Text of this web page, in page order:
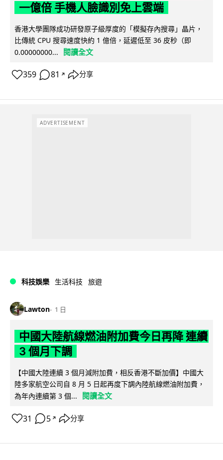
一億倍 手機人臉識別免上雲端
香港大學團隊成功研發原子級厚度的「模擬存內搜尋」晶片，
比傳統 CPU 搜尋速度快約 1 億倍，延遲低至 36 皮秒（即
0.00000000...
閱讀全文
359 81 ↗ 分享
ADVERTISEMENT
科技娛樂 生活科技 旅遊
Lawton 1 日
中國大陸航線燃油附加費今日再降 連續
3 個月下調
【中國大陸連續 3 個月減附加費，相反香港不斷加價】中國大
陸多家航空公司自 8 月 5 日起再度下調內陸航線燃油附加費，
為年內連續第 3 個...
閱讀全文
31 5 ↗ 分享